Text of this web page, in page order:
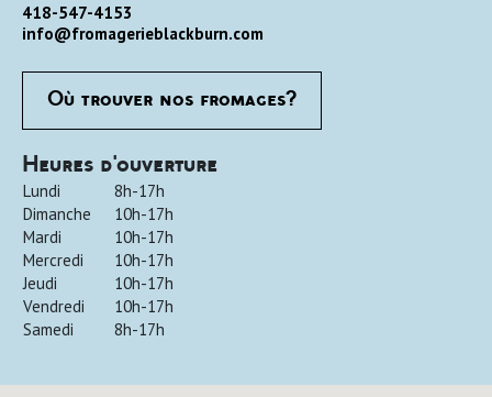
418-547-4153
info@fromagerieblackburn.com
Où trouver nos fromages?
Heures d'ouverture
Lundi
8h-17h
Dimanche
10h-17h
Mardi
10h-17h
Mercredi
10h-17h
Jeudi
10h-17h
Vendredi
10h-17h
Samedi
8h-17h